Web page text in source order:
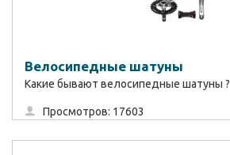
Велосипедные шатуны
Какие бывают велосипедные шатуны ?
Просмотров: 17603